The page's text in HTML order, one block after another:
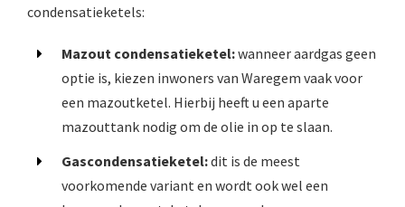
condensatieketels:
Mazout condensatieketel:wanneer aardgas geen
optie is, kiezen inwoners van Waregem vaak voor
een mazoutketel. Hierbij heeft u een aparte
mazouttank nodig om de olie in op te slaan.
Gascondensatieketel:dit is de meest
voorkomende variant en wordt ook wel een